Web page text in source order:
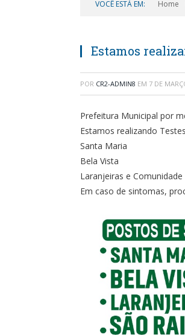
VOCÊ ESTÁ EM: Home
Estamos
POR CR2-ADMIN8 EM 7 DE
Prefeitura Municipal por
Estamos realizando
Santa Maria
Bela Vista
Laranjeiras e
Em caso de sintomas,